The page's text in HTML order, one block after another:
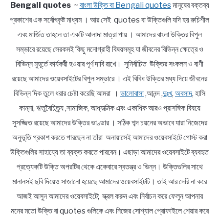
Bengali quotes~ বাংলা উক্তি বা Bengali quotesমানুষের বক্তব্য
প্রকাশের এক সর্বোৎকৃষ্ট মাধ্যম । আর সেই quotes বা উক্তিগুলি যদি হয় রুচিশীল
এবং মার্জিত তাহলে তা একটি আলাদা মাত্রা পায় । আমাদের বাংলা উক্তির বিপুল
সম্ভারে রয়েছে সেরকমই কিছু মনোগ্রাহী বিষয়সমূহ যা জীবনের বিভিন্ন ক্ষেত্রে ও
বিভিন্ন মুহূর্তে কার্যকরী হওয়ার পূর্ণ দাবি রাখে। সুনির্বাচিত উক্তির সংকলন ও বাণী
রয়েছে আমাদের ওয়েবসাইটের বিপুল সম্ভারে । এই বিবিধ উক্তির মধ্য দিয়ে জীবনের
বিভিন্ন দিক তুলে ধরার চেষ্টা করেছি আমরা । ভালোবাসা,আনন্দ ,দুঃখ, অবসাদ, হাসি
কান্না, ঋতুবৈচিত্র্য ,সামাজিক, আধ্যাত্মিক এবং একাধিক আরও প্রাসঙ্গিক বিষয়ে
সুসজ্জিত রয়েছে আমাদের উক্তির ভাণ্ডার । সঠিক শব্দ চয়নের অভাবে যারা নিজেদের
অনুভূতি প্রকাশ করতে পারছেন না তাঁরা অনায়াসেই আমাদের ওয়েবসাইটে পোস্ট করা
উক্তিগুলির সাহায্যে তা ব্যক্ত করতে পারবেন। এছাড়া আমাদের ওয়েবসাইটে ব্যবহৃত
প্রত্যেকটি উক্তি অপরটির থেকে একেবারে স্বতন্ত্র ও ভিন্ন। উক্তিগুলির সাথে
মানানসই ছবি দিয়েও সাজানো হয়েছে আমাদের ওয়েবসাইটটি। তাই আর দেরি না করে
আজই আসুন আমাদের ওয়েবসাইটে; স্ক্রল করুন এবং নির্বাচন করে ফেলুন আপনার
মনের মতো উক্তি বা quotes গুলিকে এবং নিজের সোশ্যাল প্রোফাইলে শেয়ার করে